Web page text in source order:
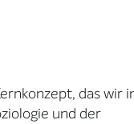
das wir
und der